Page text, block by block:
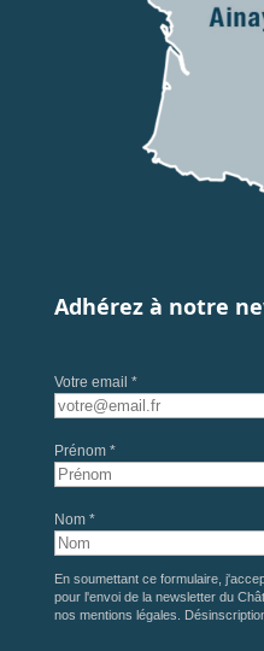
Adhérez à notre
Votre email *
Prénom *
Nom *
En soumettant ce formulaire,
pour l'envoi de la newsletter du
nos mentions légales .